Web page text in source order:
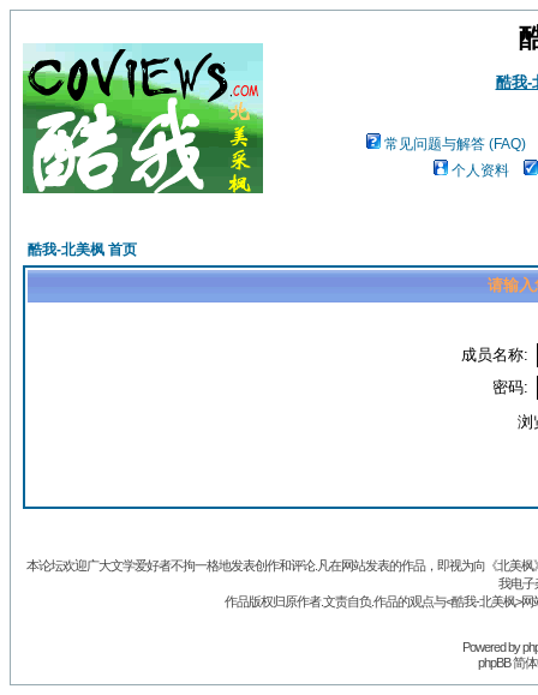
酷我-
常见问题与解答 (FAQ)
个人资料
酷我-北美枫 首页
请输入
成员名称:
密码:
浏
本论坛欢迎广大文学爱好者不拘一格地发表创作和评论.凡在网站发表的作品，即视为向《北美
我电子
作品版权归原作者.文责自负.作品的观点与<酷我-北美枫>
Powered by
phpBB 简